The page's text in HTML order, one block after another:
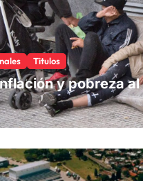
Titulos
y pobreza al